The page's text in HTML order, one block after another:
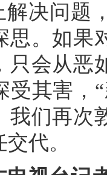
解决问题
思。如果
只会从恶
受其害，
我们再次
代。